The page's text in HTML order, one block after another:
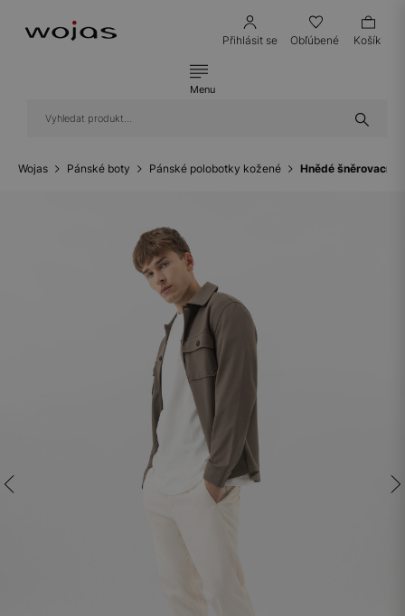
Přihlásit se Obľúbené Košík
Menu
Wojas Pánské boty Pánské polobotky kožené Hnědé šněrovací